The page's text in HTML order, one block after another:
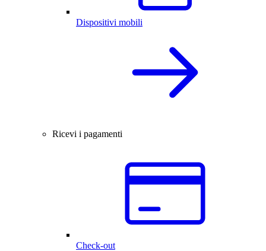
Dispositivi mobili
Ricevi i pagamenti
Check-out